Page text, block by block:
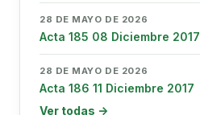
28 DE MAYO DE 2026
Acta 185 08 Diciembre 2017
28 DE MAYO DE 2026
Acta 186 11 Diciembre 2017
Ver todas →